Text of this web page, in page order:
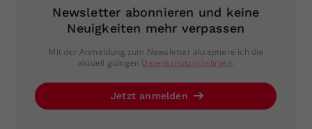
Newsletter abonnieren und keine
Neuigkeiten mehr verpassen
Mit der Anmeldung zum Newsletter akzeptiere ich die
aktuell gültigen Datenschutzrichtlinien.
Jetzt anmelden